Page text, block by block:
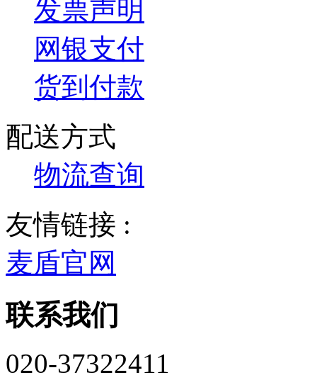
发票声明
网银支付
货到付款
配送方式
物流查询
友情链接 :
麦盾官网
联系我们
020-37322411